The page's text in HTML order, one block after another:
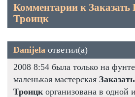
Комментарии к Заказать
Троицк
Danijela ответил(а)
2008 8:54 была только на
маленькая мастерская
Троицк организована в одной